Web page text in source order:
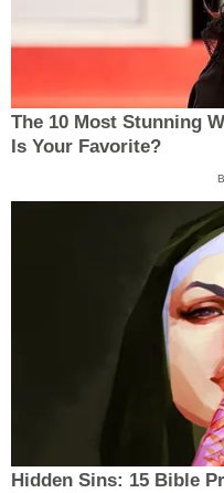
The 10 Most Stunning
Is Your Favorite?
Hidden Sins: 15 Bible